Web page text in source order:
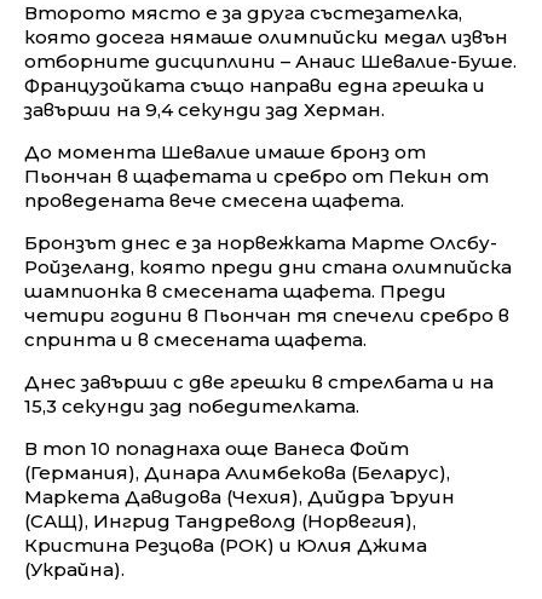
Второто място е за друга състезателка,
която досега нямаше олимпийски медал извън
отборните дисциплини – Анаис Шевалие-Буше.
Французойката също направи една грешка и
завърши на 9,4 секунди зад Херман.
До момента Шевалие имаше бронз от
Пьончан в щафетата и сребро от Пекин от
проведената вече смесена щафета.
Бронзът днес е за норвежката Марте Олсбу-
Ройзеланд, която преди дни стана олимпийска
шампионка в смесената щафета. Преди
четири години в Пьончан тя спечели сребро в
спринта и в смесената щафета.
Днес завърши с две грешки в стрелбата и на
15,3 секунди зад победителката.
В топ 10 попаднаха още Ванеса Фойт
(Германия), Динара Алимбекова (Беларус),
Маркета Давидова (Чехия), Дийдра Ъруин
(САЩ), Ингрид Тандреволд (Норвегия),
Кристина Резцова (РОК) и Юлия Джима
(Украйна).